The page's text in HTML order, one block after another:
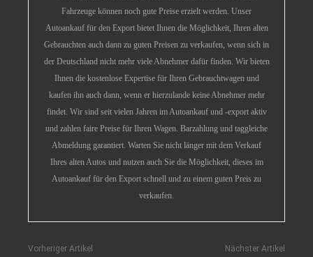
Fahrzeuge können noch gute Preise erzielt werden. Unser
Autoankauf für den Export bietet Ihnen die Möglichkeit, Ihren alten
Gebrauchten auch dann zu guten Preisen zu verkaufen, wenn sich in
der Deutschland nicht mehr viele Abnehmer dafür finden. Wir bieten
Ihnen die kostenlose Expertise für Ihren Gebrauchtwagen und
kaufen ihn auch dann, wenn er hierzulande keine Abnehmer mehr
findet. Wir sind seit vielen Jahren im Autoankauf und -export aktiv
und zahlen faire Preise für Ihren Wagen. Barzahlung und taggleiche
Abmeldung garantiert. Warten Sie nicht länger mit dem Verkauf
Ihres alten Autos und nutzen auch Sie die Möglichkeit, dieses im
Autoankauf für den Export schnell und zu einem guten Preis zu
verkaufen.
Vorheriger Artikel Nächster Artikel